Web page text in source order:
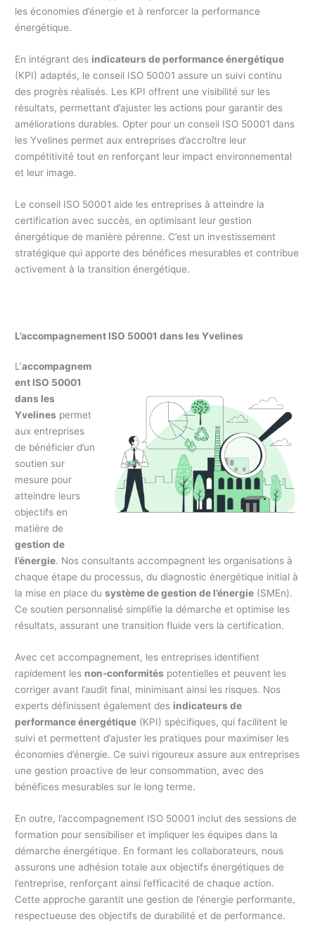
les économies d’énergie et à renforcer la performance
énergétique.
En intégrant des indicateurs de performance énergétique
(KPI) adaptés, le conseil ISO 50001 assure un suivi continu
des progrès réalisés. Les KPI offrent une visibilité sur les
résultats, permettant d’ajuster les actions pour garantir des
améliorations durables. Opter pour un conseil ISO 50001 dans
les Yvelines permet aux entreprises d’accroître leur
compétitivité tout en renforçant leur impact environnemental
et leur image.
Le conseil ISO 50001 aide les entreprises à atteindre la
certification avec succès, en optimisant leur gestion
énergétique de manière pérenne. C’est un investissement
stratégique qui apporte des bénéfices mesurables et contribue
activement à la transition énergétique.
L’accompagnement ISO 50001 dans les Yvelines
L’accompagnem
ent ISO 50001
dans les
Yvelines permet
aux entreprises
de bénéficier d’un
soutien sur
mesure pour
atteindre leurs
objectifs en
matière de
gestion de
l’énergie. Nos consultants accompagnent les organisations à
chaque étape du processus, du diagnostic énergétique initial à
la mise en place dusystème de gestion de l’énergie (SMEn).
Ce soutien personnalisé simplifie la démarche et optimise les
résultats, assurant une transition fluide vers la certification.
Avec cet accompagnement, les entreprises identifient
rapidement les non-conformités potentielles et peuvent les
corriger avant l’audit final, minimisant ainsi les risques. Nos
experts définissent également des indicateurs de
performance énergétique (KPI) spécifiques, qui facilitent le
suivi et permettent d’ajuster les pratiques pour maximiser les
économies d’énergie. Ce suivi rigoureux assure aux entreprises
une gestion proactive de leur consommation, avec des
bénéfices mesurables sur le long terme.
En outre, l’accompagnement ISO 50001 inclut des sessions de
formation pour sensibiliser et impliquer les équipes dans la
démarche énergétique. En formant les collaborateurs, nous
assurons une adhésion totale aux objectifs énergétiques de
l’entreprise, renforçant ainsi l’efficacité de chaque action.
Cette approche garantit une gestion de l’énergie performante,
respectueuse des objectifs de durabilité et de performance.